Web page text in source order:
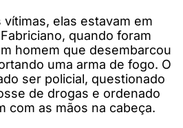
elas estavam em
quando foram
homem que desembarcou
uma arma de fogo. O
ser policial, questionado
de drogas e ordenado
com as mãos na cabeça.